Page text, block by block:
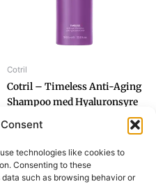
technologies like cookies to
Consenting to these
such as browsing behavior or
Cotril
Cotril – Timeless Anti-Aging
Shampoo med Hyaluronsyre